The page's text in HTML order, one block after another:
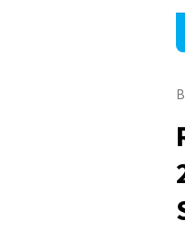
Isu Wartawan Korban